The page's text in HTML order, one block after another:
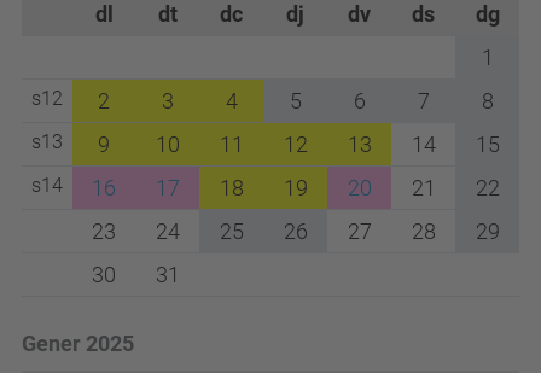
dl
dt dc dj dv ds
dg
1
s12 2 3 4 5 6 7 8
s13 9 10 11 12 13 14 15
s14 16 17 18 19 20 21
22
23
24 25 26 27 28
29
30
31
Gener 2025